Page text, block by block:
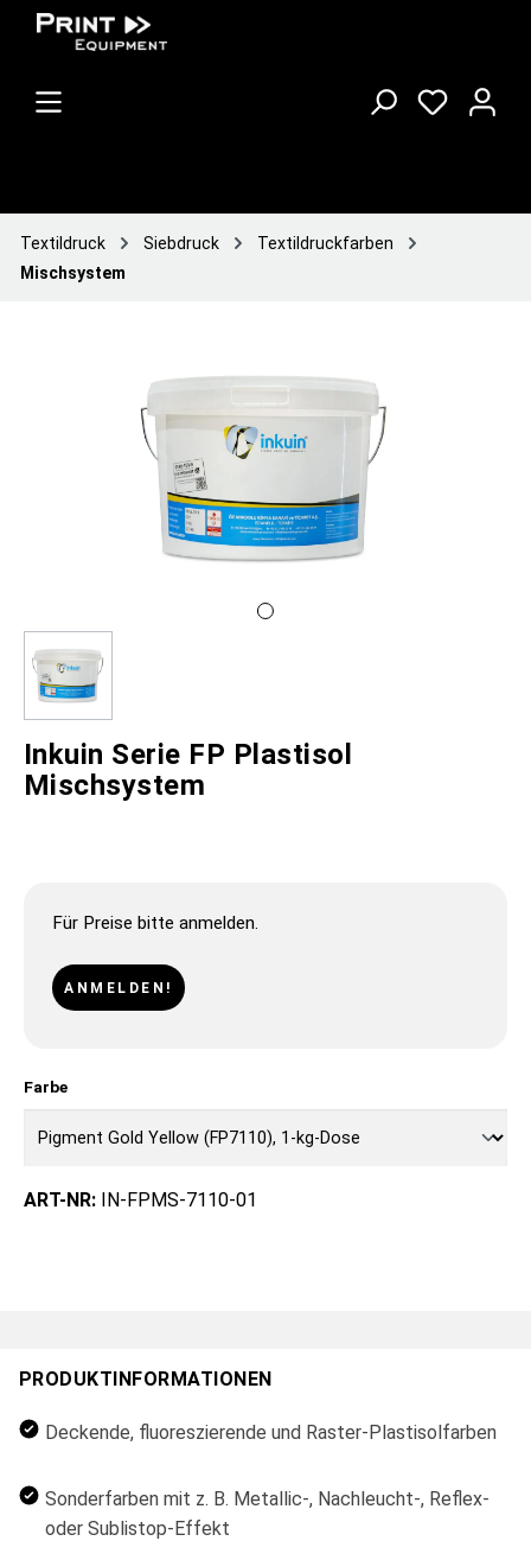
Textildruck Siebdruck
Textildruckfarben
Mischsystem
Inkuin Serie FP Plastisol
Mischsystem
Für Preise bitte anmelden.
ANMELDEN!
Farbe
ART-NR: IN-FPMS-7110-01
PRODUKTINFORMATIONEN
Deckende, fluoreszierende und Raster-Plastisolfarben
Sonderfarben mit z. B. Metallic-, Nachleucht-, Reflex-
oder Sublistop-Effekt